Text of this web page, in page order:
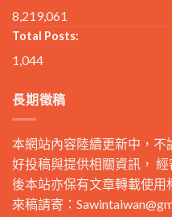
8,219,061
Total Posts:
1,044
長期徵稿
本網站內容陸續更新中，
好投稿與提供相關資訊，
後本站亦保有文章轉載使用
來稿請寄：